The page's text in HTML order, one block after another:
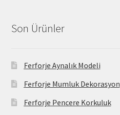
Son Ürünler
Ferforje Aynalık Modeli
Ferforje Mumluk Dekorasyon
Ferforje Pencere Korkuluk